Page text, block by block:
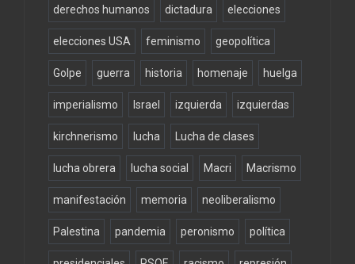
derechos humanos dictadura elecciones
elecciones USA feminismo geopolítica
Golpe guerra historia homenaje huelga
imperialismo Israel izquierda izquierdas
kirchnerismo lucha Lucha de clases
lucha obrera lucha social Macri Macrismo
manifestación memoria neoliberalismo
Palestina pandemia peronismo política